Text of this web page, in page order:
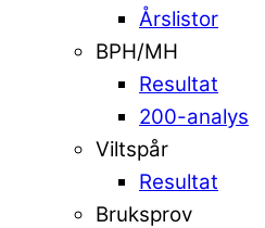
Årslistor
BPH/MH
Resultat
200-analys
Viltspår
Resultat
Bruksprov